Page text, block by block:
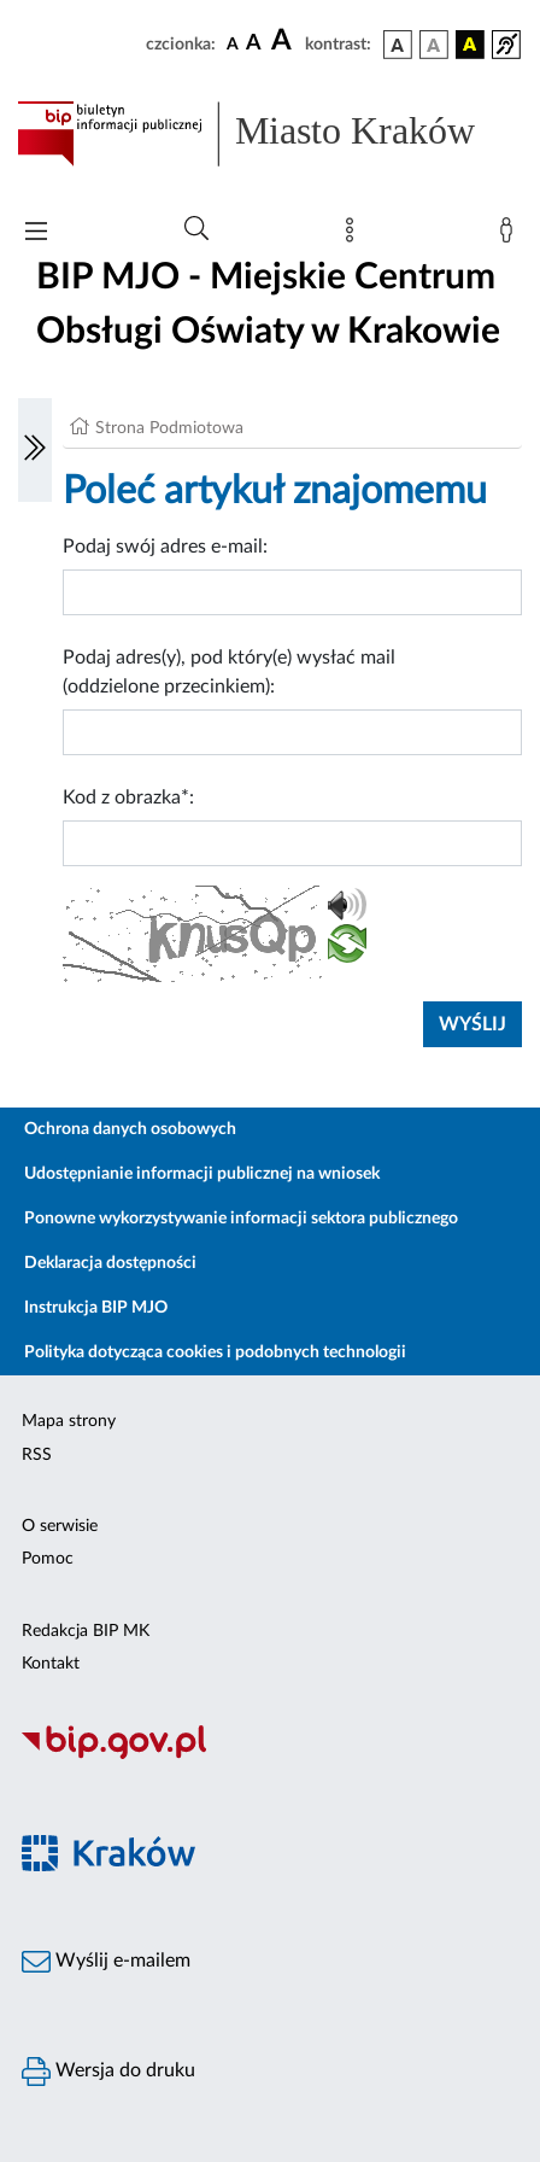
czcionka: A A A kontrast:
Miasto Kraków
BIP MJO - Miejskie Centrum
Obsługi Oświaty w Krakowie
Strona Podmiotowa
Poleć artykuł znajomemu
Podaj swój adres e-mail:
Podaj adres(y), pod który(e) wysłać mail
(oddzielone przecinkiem):
Kod z obrazka*:
Ochrona danych osobowych
Udostępnianie informacji publicznej na wniosek
Ponowne wykorzystywanie informacji sektora publicznego
Deklaracja dostępności
Instrukcja BIP MJO
Polityka dotycząca cookies i podobnych technologii
Mapa strony
RSS
O serwisie
Pomoc
Redakcja BIP MK
Kontakt
Wyślij e-mailem
Wersja do druku